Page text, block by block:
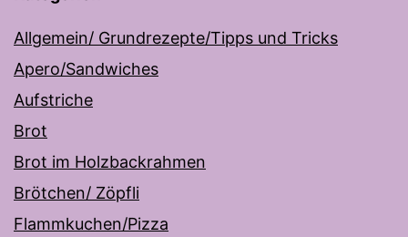
Allgemein/ Grundrezepte/Tipps und Tricks
Apero/Sandwiches
Aufstriche
Brot
Brot im Holzbackrahmen
Brötchen/ Zöpfli
Flammkuchen/Pizza